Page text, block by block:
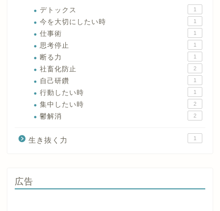
デトックス 1
今を大切にしたい時 1
仕事術 1
思考停止 1
断る力 1
社畜化防止 2
自己研鑽 1
行動したい時 1
集中したい時 2
鬱解消 2
生き抜く力 1
広告